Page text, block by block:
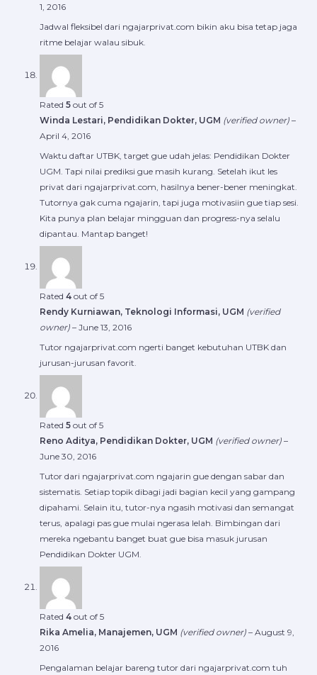
1, 2016
Jadwal fleksibel dari ngajarprivat.com bikin aku bisa tetap jaga
ritme belajar walau sibuk.
Rated 5 out of 5
Winda Lestari, Pendidikan Dokter, UGM (verified owner) –
April 4, 2016
Waktu daftar UTBK, target gue udah jelas: Pendidikan Dokter
UGM. Tapi nilai prediksi gue masih kurang. Setelah ikut les
privat dari ngajarprivat.com, hasilnya bener-bener meningkat.
Tutornya gak cuma ngajarin, tapi juga motivasiin gue tiap sesi.
Kita punya plan belajar mingguan dan progress-nya selalu
dipantau. Mantap banget!
Rated 4 out of 5
Rendy Kurniawan, Teknologi Informasi, UGM (verified
owner) – June 13, 2016
Tutor ngajarprivat.com ngerti banget kebutuhan UTBK dan
jurusan-jurusan favorit.
Rated 5 out of 5
Reno Aditya, Pendidikan Dokter, UGM (verified owner) –
June 30, 2016
Tutor dari ngajarprivat.com ngajarin gue dengan sabar dan
sistematis. Setiap topik dibagi jadi bagian kecil yang gampang
dipahami. Selain itu, tutor-nya ngasih motivasi dan semangat
terus, apalagi pas gue mulai ngerasa lelah. Bimbingan dari
mereka ngebantu banget buat gue bisa masuk jurusan
Pendidikan Dokter UGM.
Rated 4 out of 5
Rika Amelia, Manajemen, UGM (verified owner) – August 9,
2016
Pengalaman belajar bareng tutor dari ngajarprivat.com tuh